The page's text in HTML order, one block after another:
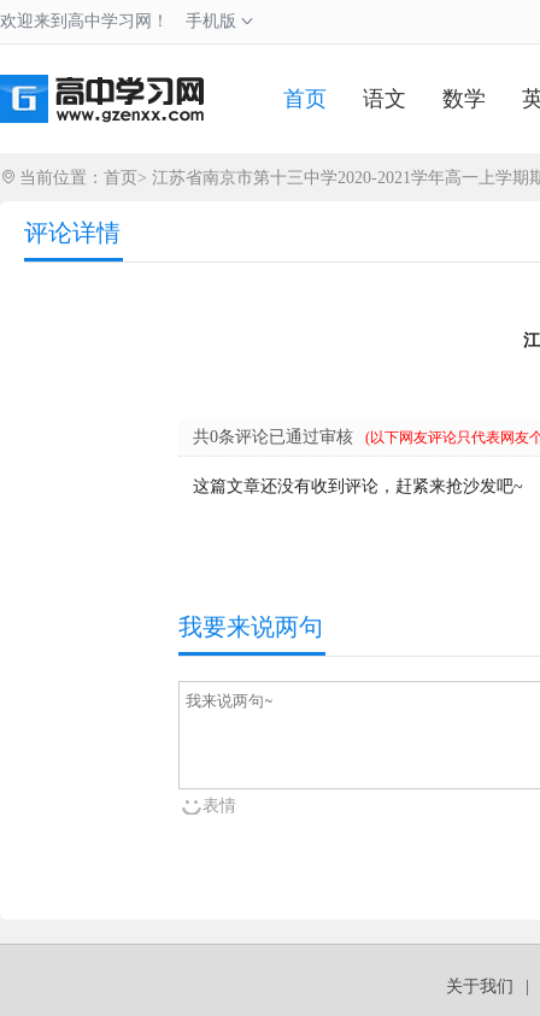
欢迎来到高中学习网！ 手机版
首页 语文 数学
当前位置： 首页 > 江苏省南京市第十三中学2020-2021学年高一上学期
评论详情
共0条评论已通过审核 (以下网友评论只代表网友
这篇文章还没有收到评论，赶紧来抢沙发吧~
我要来说两句
表情
关于我们